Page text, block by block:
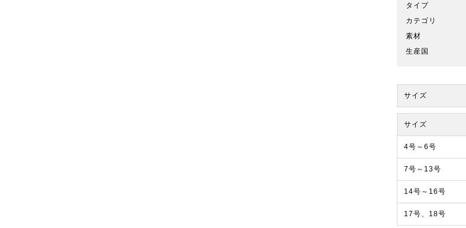
タイプ
カテゴリ
素材
生産国
サイズ
サイズ
4号～6号
7号～13号
14号～16号
17号、18号